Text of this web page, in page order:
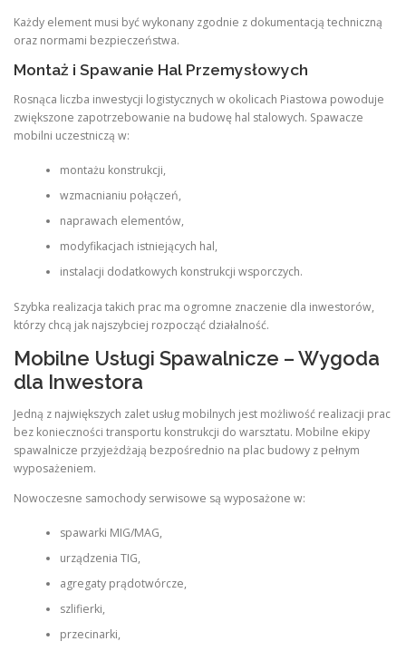
Każdy element musi być wykonany zgodnie z dokumentacją techniczną
oraz normami bezpieczeństwa.
Montaż i Spawanie Hal Przemysłowych
Rosnąca liczba inwestycji logistycznych w okolicach Piastowa powoduje
zwiększone zapotrzebowanie na budowę hal stalowych. Spawacze
mobilni uczestniczą w:
montażu konstrukcji,
wzmacnianiu połączeń,
naprawach elementów,
modyfikacjach istniejących hal,
instalacji dodatkowych konstrukcji wsporczych.
Szybka realizacja takich prac ma ogromne znaczenie dla inwestorów,
którzy chcą jak najszybciej rozpocząć działalność.
Mobilne Usługi Spawalnicze – Wygoda
dla Inwestora
Jedną z największych zalet usług mobilnych jest możliwość realizacji prac
bez konieczności transportu konstrukcji do warsztatu. Mobilne ekipy
spawalnicze przyjeżdżają bezpośrednio na plac budowy z pełnym
wyposażeniem.
Nowoczesne samochody serwisowe są wyposażone w:
spawarki MIG/MAG,
urządzenia TIG,
agregaty prądotwórcze,
szlifierki,
przecinarki,